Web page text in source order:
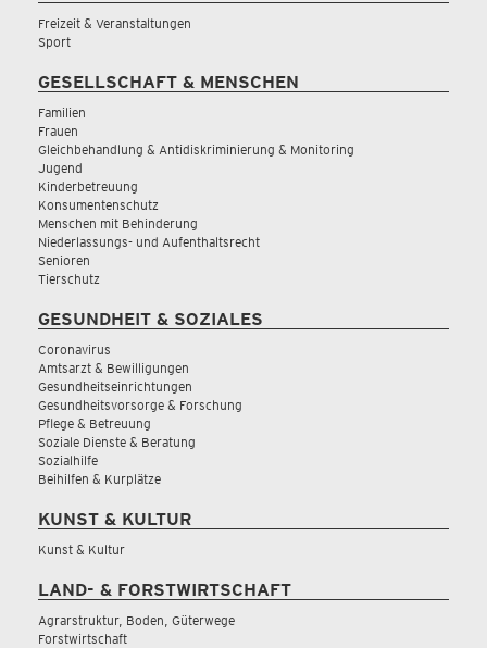
Freizeit & Veranstaltungen
Sport
GESELLSCHAFT & MENSCHEN
Familien
Frauen
Gleichbehandlung & Antidiskriminierung & Monitoring
Jugend
Kinderbetreuung
Konsumentenschutz
Menschen mit Behinderung
Niederlassungs- und Aufenthaltsrecht
Senioren
Tierschutz
GESUNDHEIT & SOZIALES
Coronavirus
Amtsarzt & Bewilligungen
Gesundheitseinrichtungen
Gesundheitsvorsorge & Forschung
Pflege & Betreuung
Soziale Dienste & Beratung
Sozialhilfe
Beihilfen & Kurplätze
KUNST & KULTUR
Kunst & Kultur
LAND- & FORSTWIRTSCHAFT
Agrarstruktur, Boden, Güterwege
Forstwirtschaft